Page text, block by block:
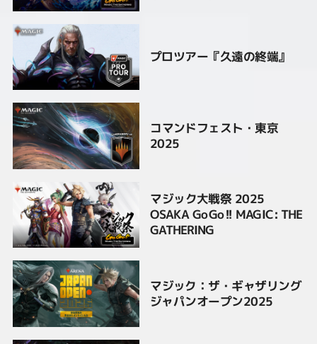
プロツアー『久遠の終端』
コマンドフェスト・東京
2025
マジック大戦祭 2025
OSAKA GoGo!! MAGIC: THE
GATHERING
マジック：ザ・ギャザリング
ジャパンオープン2025